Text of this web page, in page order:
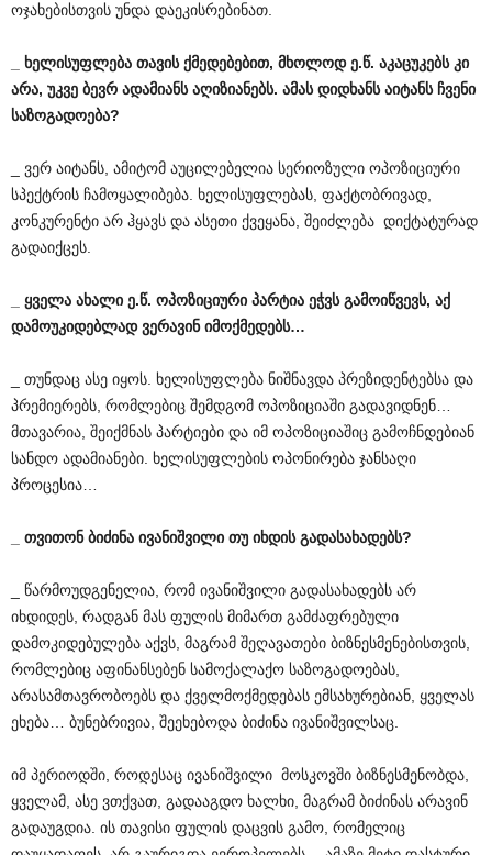
ოჯახებისთვის უნდა დაეკისრებინათ.
_ ხელისუფლება თავის ქმედებებით, მხოლოდ ე.წ. აკაცუკებს კი
არა, უკვე ბევრ ადამიანს აღიზიანებს. ამას დიდხანს აიტანს ჩვენი
საზოგადოება?
_ ვერ აიტანს, ამიტომ აუცილებელია სერიოზული ოპოზიციური
სპექტრის ჩამოყალიბება. ხელისუფლებას, ფაქტობრივად,
კონკურენტი არ ჰყავს და ასეთი ქვეყანა, შეიძლება დიქტატურად
გადაიქცეს.
_ ყველა ახალი ე.წ. ოპოზიციური პარტია ეჭვს გამოიწვევს, აქ
დამოუკიდებლად ვერავინ იმოქმედებს…
_ თუნდაც ასე იყოს. ხელისუფლება ნიშნავდა პრეზიდენტებსა და
პრემიერებს, რომლებიც შემდგომ ოპოზიციაში გადავიდნენ…
მთავარია, შეიქმნას პარტიები და იმ ოპოზიციაშიც გამოჩნდებიან
სანდო ადამიანები. ხელისუფლების ოპონირება ჯანსაღი
პროცესია…
_ თვითონ ბიძინა ივანიშვილი თუ იხდის გადასახადებს?
_ წარმოუდგენელია, რომ ივანიშვილი გადასახადებს არ
იხდიდეს, რადგან მას ფულის მიმართ გამძაფრებული
დამოკიდებულება აქვს, მაგრამ შეღავათები ბიზნესმენებისთვის,
რომლებიც აფინანსებენ სამოქალაქო საზოგადოებას,
არასამთავრობოებს და ქველმოქმედებას ემსახურებიან, ყველას
ეხება… ბუნებრივია, შეეხებოდა ბიძინა ივანიშვილსაც.
იმ პერიოდში, როდესაც ივანიშვილი მოსკოვში ბიზნესმენობდა,
ყველამ, ასე ვთქვათ, გადააგდო ხალხი, მაგრამ ბიძინას არავინ
გადაუგდია. ის თავისი ფულის დაცვის გამო, რომელიც